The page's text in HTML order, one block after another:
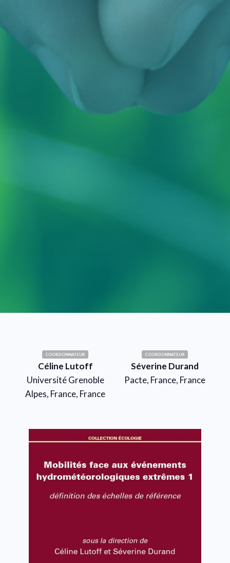
COORDONNATEUR
Céline Lutoff
Université Grenoble
Alpes, France, France
COORDONNATEUR
Séverine Durand
Pacte, France, France